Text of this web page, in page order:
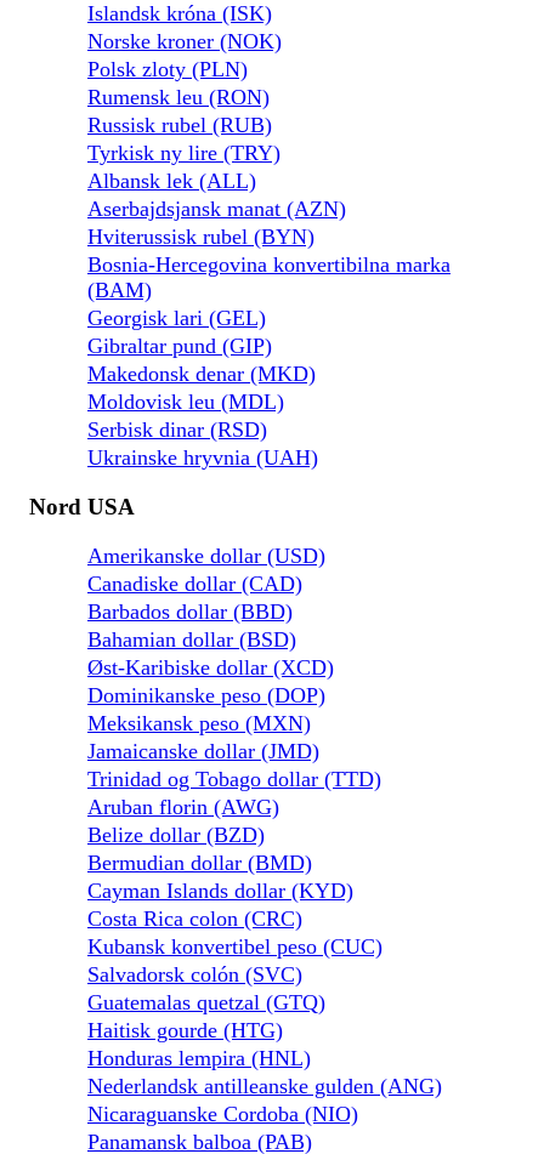
Islandsk króna (ISK)
Norske kroner (NOK)
Polsk zloty (PLN)
Rumensk leu (RON)
Russisk rubel (RUB)
Tyrkisk ny lire (TRY)
Albansk lek (ALL)
Aserbajdsjansk manat (AZN)
Hviterussisk rubel (BYN)
Bosnia-Hercegovina konvertibilna marka
(BAM)
Georgisk lari (GEL)
Gibraltar pund (GIP)
Makedonsk denar (MKD)
Moldovisk leu (MDL)
Serbisk dinar (RSD)
Ukrainske hryvnia (UAH)
Nord USA
Amerikanske dollar (USD)
Canadiske dollar (CAD)
Barbados dollar (BBD)
Bahamian dollar (BSD)
Øst-Karibiske dollar (XCD)
Dominikanske peso (DOP)
Meksikansk peso (MXN)
Jamaicanske dollar (JMD)
Trinidad og Tobago dollar (TTD)
Aruban florin (AWG)
Belize dollar (BZD)
Bermudian dollar (BMD)
Cayman Islands dollar (KYD)
Costa Rica colon (CRC)
Kubansk konvertibel peso (CUC)
Salvadorsk colón (SVC)
Guatemalas quetzal (GTQ)
Haitisk gourde (HTG)
Honduras lempira (HNL)
Nederlandsk antilleanske gulden (ANG)
Nicaraguanske Cordoba (NIO)
Panamansk balboa (PAB)